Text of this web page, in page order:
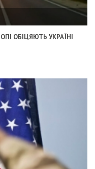
ОБІЦЯЮТЬ УКРАЇНІ